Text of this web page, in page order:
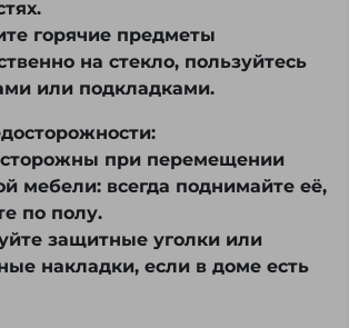
горячие предметы
на стекло, пользуйтесь
или подкладками.
при перемещении
мебели: всегда поднимайте её,
по полу.
защитные уголки или
накладки, если в доме есть